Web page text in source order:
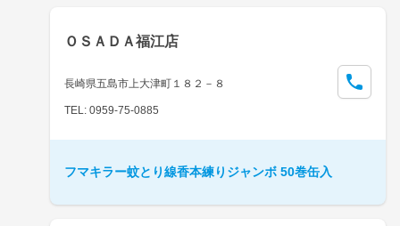
ＯＳＡＤＡ福江店
長崎県五島市上大津町１８２－８
TEL: 0959-75-0885
フマキラー蚊とり線香本練りジャンボ 50巻缶入